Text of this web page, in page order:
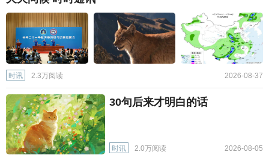
时讯 2.3万阅读 2026-08-37
30句后来才明白的话
时讯 2.0万阅读 2026-08-05